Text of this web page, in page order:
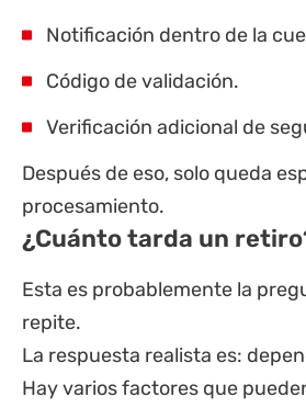
Notificación dentro de la
Código de validación.
Verificación adicional de
Después de eso, solo queda
procesamiento.
¿Cuánto tarda un
Esta es probablemente la
repite.
La respuesta realista es:
Hay varios factores que